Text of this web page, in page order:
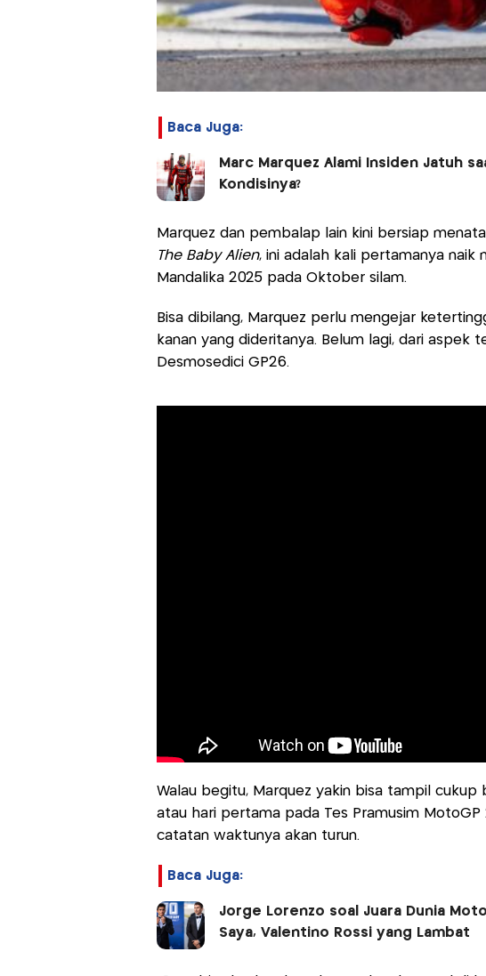
Baca Juga:
Marc Marquez Alami Insiden Jatuh
Kondisinya?
Marquez dan pembalap lain kini bersiap
The Baby Alien, ini adalah kali pertamanya naik
Mandalika 2025 pada Oktober silam.
Bisa dibilang, Marquez perlu mengejar
kanan yang dideritanya. Belum lagi, dari aspek
Desmosedici GP26.
Walau begitu, Marquez yakin bisa tampil
atau hari pertama pada Tes Pramusim
catatan waktunya akan turun.
Baca Juga:
Jorge Lorenzo soal Juara Dunia
Saya, Valentino Rossi yang Lambat